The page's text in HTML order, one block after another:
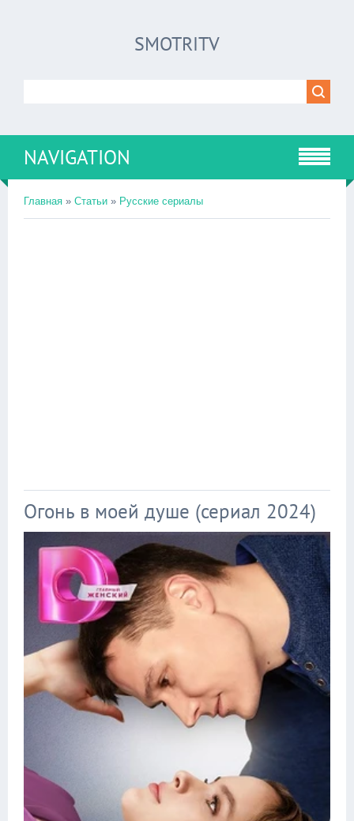
SMOTRITV
NAVIGATION
Главная » Статьи » Русские сериалы
Огонь в моей душе (сериал 2024)